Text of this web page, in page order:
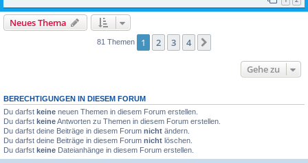
Neues Thema
81 Themen 1 2 3 4
Gehe zu
BERECHTIGUNGEN IN DIESEM FORUM
Du darfst keine neuen Themen in diesem Forum erstellen.
Du darfst keineAntworten zu Themen in diesem Forum erstellen.
Du darfst deine Beiträge in diesem Forum nicht ändern.
Du darfst deine Beiträge in diesem Forum nicht löschen.
Du darfst keine Dateianhänge in diesem Forum erstellen.